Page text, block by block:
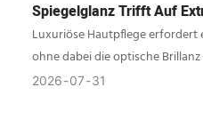
Spiegelglanz Trifft Auf
Leitfaden Für
Luxuriöse Hautpflege erfordert
ohne dabei die optische
führender Hersteller, JIIHO Die
2026 07 31